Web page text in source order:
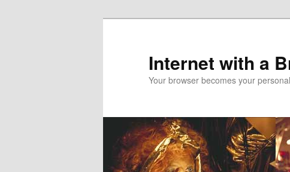
Internet with a
Your browser becomes your